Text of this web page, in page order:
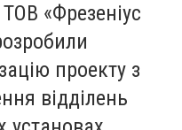
«Фрезеніус
проекту з
відділень